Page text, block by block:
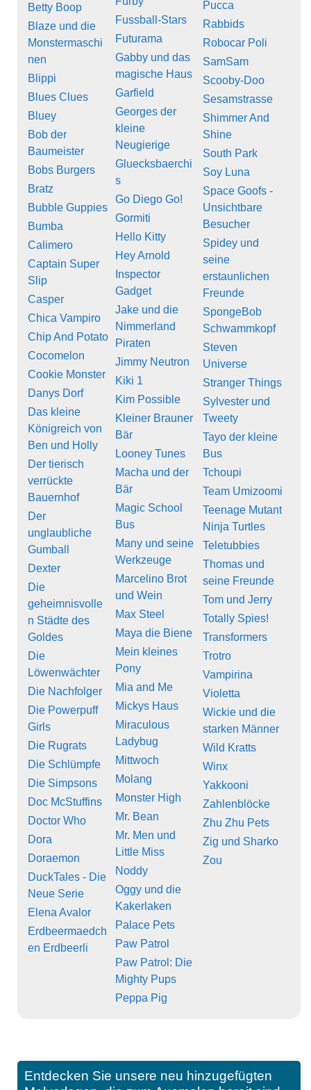
Betty Boop
Blaze und die
Monstermaschi
nen
Blippi
Blues Clues
Bluey
Bob der
Baumeister
Bobs Burgers
Bratz
Bubble Guppies
Bumba
Calimero
Captain Super
Slip
Casper
Chica Vampiro
Chip And Potato
Cocomelon
Cookie Monster
Danys Dorf
Das kleine
Königreich von
Ben und Holly
Der tierisch
verrückte
Bauernhof
Der
unglaubliche
Gumball
Dexter
Die
geheimnisvolle
n Städte des
Goldes
Die
Löwenwächter
Die Nachfolger
Die Powerpuff
Girls
Die Rugrats
Die Schlümpfe
Die Simpsons
Doc McStuffins
Doctor Who
Dora
Doraemon
DuckTales - Die
Neue Serie
Elena Avalor
Erdbeermaedch
en Erdbeerli
Fussball-Stars
Futurama
Gabby und das
magische Haus
Garfield
Georges der
kleine
Neugierige
Gluecksbaerchi
s
Go Diego Go!
Gormiti
Hello Kitty
Hey Arnold
Inspector
Gadget
Jake und die
Nimmerland
Piraten
Jimmy Neutron
Kiki 1
Kim Possible
Kleiner Brauner
Bär
Looney Tunes
Macha und der
Bär
Magic School
Bus
Many und seine
Werkzeuge
Marcelino Brot
und Wein
Max Steel
Maya die Biene
Mein kleines
Pony
Mia and Me
Mickys Haus
Miraculous
Ladybug
Mittwoch
Molang
Monster High
Mr. Bean
Mr. Men und
Little Miss
Noddy
Oggy und die
Kakerlaken
Palace Pets
Paw Patrol
Paw Patrol: Die
Mighty Pups
Peppa Pig
Pucca
Rabbids
Robocar Poli
SamSam
Scooby-Doo
Sesamstrasse
Shimmer And
Shine
South Park
Soy Luna
Space Goofs -
Unsichtbare
Besucher
Spidey und
seine
erstaunlichen
Freunde
SpongeBob
Schwammkopf
Steven
Universe
Stranger Things
Sylvester und
Tweety
Tayo der kleine
Bus
Tchoupi
Team Umizoomi
Teenage Mutant
Ninja Turtles
Teletubbies
Thomas und
seine Freunde
Tom und Jerry
Totally Spies!
Transformers
Trotro
Vampirina
Violetta
Wickie und die
starken Männer
Wild Kratts
Winx
Yakkooni
Zahlenblöcke
Zhu Zhu Pets
Zig und Sharko
Zou
Entdecken Sie unsere neu hinzugefügten